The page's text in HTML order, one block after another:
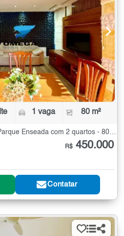
1 vaga 80 m²
Apartamento à Venda no Parque Enseada com 2 quartos - 80 m²
R$ 450.000
Contatar